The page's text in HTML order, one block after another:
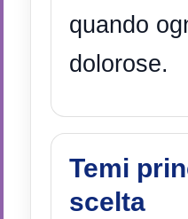
quando
dolorose.
Temi
scelta